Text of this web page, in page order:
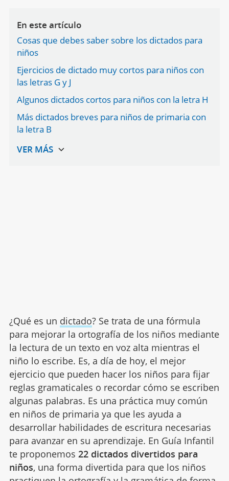
En este artículo
Cosas que debes saber sobre los dictados para
niños
Ejercicios de dictado muy cortos para niños con
las letras G y J
Algunos dictados cortos para niños con la letra H
Más dictados breves para niños de primaria con
la letra B
¿Qué es un dictado? Se trata de una fórmula
para mejorar la ortografía de los niños mediante
la lectura de un texto en voz alta mientras el
niño lo escribe. Es, a día de hoy, el mejor
ejercicio que pueden hacer los niños para fijar
reglas gramaticales o recordar cómo se escriben
algunas palabras. Es una práctica muy común
en niños de primaria ya que les ayuda a
desarrollar habilidades de escritura necesarias
para avanzar en su aprendizaje. En Guía Infantil
te proponemos 22 dictados divertidos para
niños, una forma divertida para que los niños